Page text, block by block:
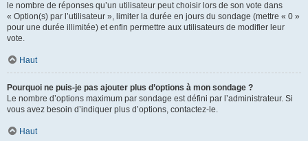
le nombre de réponses qu’un utilisateur peut choisir lors de son vote dans
« Option(s) par l’utilisateur », limiter la durée en jours du sondage (mettre « 0 »
pour une durée illimitée) et enfin permettre aux utilisateurs de modifier leur
vote.
Haut
Pourquoi ne puis-je pas ajouter plus d’options à mon sondage ?
Le nombre d’options maximum par sondage est défini par l’administrateur. Si
vous avez besoin d’indiquer plus d’options, contactez-le.
Haut